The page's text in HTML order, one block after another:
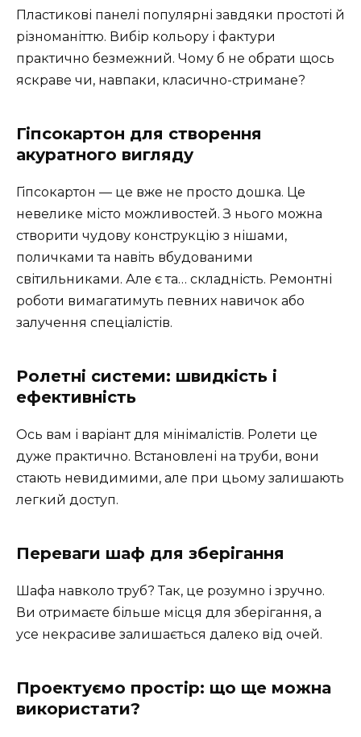
Пластикові панелі популярні завдяки простоті й
різноманіттю. Вибір кольору і фактури
практично безмежний. Чому б не обрати щось
яскраве чи, навпаки, класично-стримане?
Гіпсокартон для створення
акуратного вигляду
Гіпсокартон — це вже не просто дошка. Це
невелике місто можливостей. З нього можна
створити чудову конструкцію з нішами,
поличками та навіть вбудованими
світильниками. Але є та… складність. Ремонтні
роботи вимагатимуть певних навичок або
залучення спеціалістів.
Ролетні системи: швидкість і
ефективність
Ось вам і варіант для мінімалістів. Ролети це
дуже практично. Встановлені на труби, вони
стають невидимими, але при цьому залишають
легкий доступ.
Переваги шаф для зберігання
Шафа навколо труб? Так, це розумно і зручно.
Ви отримаєте більше місця для зберігання, а
усе некрасиве залишається далеко від очей.
Проектуємо простір: що ще можна
використати?